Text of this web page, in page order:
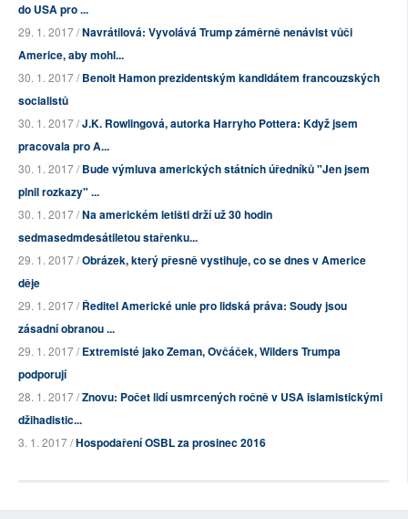
do USA pro ...
29. 1. 2017 /Navrátilová: Vyvolává Trump záměrně nenávist vůči
Americe, aby mohl...
30. 1. 2017 /Benoit Hamon prezidentským kandidátem francouzských
socialistů
30. 1. 2017 /J.K. Rowlingová, autorka Harryho Pottera: Když jsem
pracovala pro A...
30. 1. 2017 /Bude výmluva amerických státních úředníků "Jen jsem
plnil rozkazy" ...
30. 1. 2017 /Na americkém letišti drží už 30 hodin
sedmasedmdesátiletou stařenku...
29. 1. 2017 /Obrázek, který přesně vystihuje, co se dnes v Americe
děje
29. 1. 2017 /Ředitel Americké unie pro lidská práva: Soudy jsou
zásadní obranou ...
29. 1. 2017 /Extremisté jako Zeman, Ovčáček, Wilders Trumpa
podporují
28. 1. 2017 /Znovu: Počet lidí usmrcených ročně v USA islamistickými
džihadistic...
3. 1. 2017 /Hospodaření OSBL za prosinec 2016